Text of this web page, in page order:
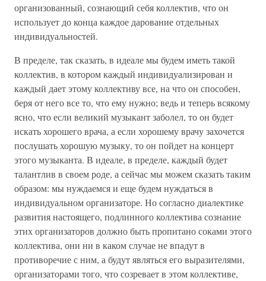
организованный, сознающий себя коллектив, что он
использует до конца каждое дарование отдельных
индивидуальностей.
В пределе, так сказать, в идеале мы будем иметь такой
коллектив, в котором каждый индивидуализирован и
каждый дает этому коллективу все, на что он способен,
беря от него все то, что ему нужно; ведь и теперь всякому
ясно, что если великий музыкант заболел, то он будет
искать хорошего врача, а если хорошему врачу захочется
послушать хорошую музыку, то он пойдет на концерт
этого музыканта. В идеале, в пределе, каждый будет
талантлив в своем роде, а сейчас мы можем сказать таким
образом: мы нуждаемся и еще будем нуждаться в
индивидуальном организаторе. Но согласно диалектике
развития настоящего, подлинного коллектива сознание
этих организаторов должно быть пропитано соками этого
коллектива, они ни в каком случае не впадут в
противоречие с ним, а будут являться его выразителями,
организаторами того, что созревает в этом коллективе,